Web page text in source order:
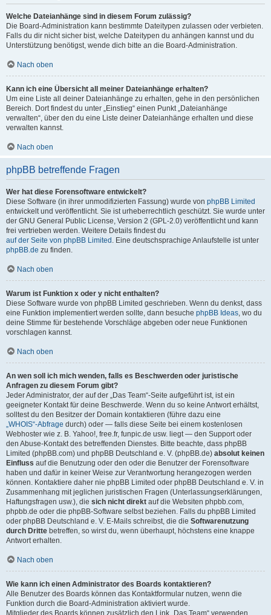
Welche Dateianhänge sind in diesem Forum zulässig?
Die Board-Administration kann bestimmte Dateitypen zulassen oder verbieten.
Falls du dir nicht sicher bist, welche Dateitypen du anhängen kannst und du
Unterstützung benötigst, wende dich bitte an die Board-Administration.
Nach oben
Kann ich eine Übersicht all meiner Dateianhänge erhalten?
Um eine Liste all deiner Dateianhänge zu erhalten, gehe in den persönlichen
Bereich. Dort findest du unter „Einstieg“ einen Punkt „Dateianhänge
verwalten“, über den du eine Liste deiner Dateianhänge erhalten und diese
verwalten kannst.
Nach oben
phpBB betreffende Fragen
Wer hat diese Forensoftware entwickelt?
Diese Software (in ihrer unmodifizierten Fassung) wurde von phpBB Limited
entwickelt und veröffentlicht. Sie ist urheberrechtlich geschützt. Sie wurde unter
der GNU General Public License, Version 2 (GPL-2.0) veröffentlicht und kann
frei vertrieben werden. Weitere Details findest du
auf der Seite von phpBB Limited . Eine deutschsprachige Anlaufstelle ist unter
phpBB.de zu finden.
Nach oben
Warum ist Funktion x oder y nicht enthalten?
Diese Software wurde von phpBB Limited geschrieben. Wenn du denkst, dass
eine Funktion implementiert werden sollte, dann besuche phpBB Ideas, wo du
deine Stimme für bestehende Vorschläge abgeben oder neue Funktionen
vorschlagen kannst.
Nach oben
An wen soll ich mich wenden, falls es Beschwerden oder juristische
Anfragen zu diesem Forum gibt?
Jeder Administrator, der auf der „Das Team“-Seite aufgeführt ist, ist ein
geeigneter Kontakt für deine Beschwerde. Wenn du so keine Antwort erhältst,
solltest du den Besitzer der Domain kontaktieren (führe dazu eine
„WHOIS“-Abfrage durch) oder — falls diese Seite bei einem kostenlosen
Webhoster wie z. B. Yahoo!, free.fr, funpic.de usw. liegt — den Support oder
den Abuse-Kontakt des betreffenden Dienstes. Bitte beachte, dass phpBB
Limited (phpBB.com) und phpBB Deutschland e. V. (phpBB.de) absolut keinen
Einfluss auf die Benutzung oder den oder die Benutzer der Forensoftware
haben und dafür in keiner Weise zur Verantwortung herangezogen werden
können. Kontaktiere daher nie phpBB Limited oder phpBB Deutschland e. V. in
Zusammenhang mit jeglichen juristischen Fragen (Unterlassungserklärungen,
Haftungsfragen usw.), die sich nicht direkt auf die Websiten phpbb.com,
phpbb.de oder die phpBB-Software selbst beziehen. Falls du phpBB Limited
oder phpBB Deutschland e. V. E-Mails schreibst, die die Softwarenutzung
durch Dritte betreffen, so wirst du, wenn überhaupt, höchstens eine knappe
Antwort erhalten.
Nach oben
Wie kann ich einen Administrator des Boards kontaktieren?
Alle Benutzer des Boards können das Kontaktformular nutzen, wenn die
Funktion durch die Board-Administration aktiviert wurde.
Mitglieder des Boards können zusätzlich den Link „Das Team“ verwenden.